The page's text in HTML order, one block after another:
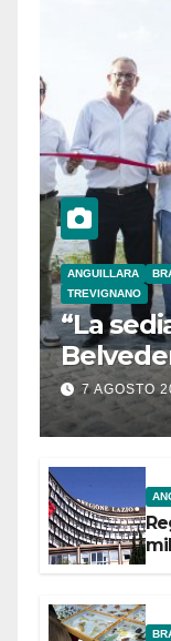
ANGUILLARA
TREVIGNANO
“La
7 AGOSTO